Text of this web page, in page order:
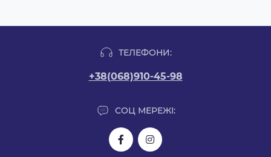
ТЕЛЕФОНИ:
+38(068)910-45-98
СОЦ МЕРЕЖІ: